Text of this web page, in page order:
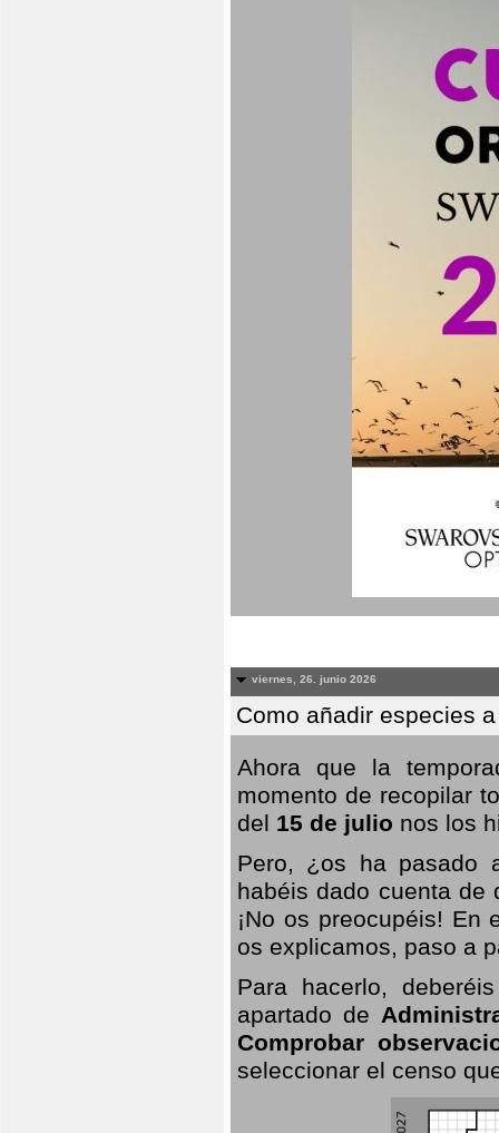
viernes, 26. junio 2026
Como añadir especies
Ahora que la
momento de recopilar
del 15 de julio nos los
Pero, ¿os ha pasado
habéis dado cuenta de
¡No os preocupéis!
os explicamos, paso a
Para hacerlo,
apartado de
Comprobar
seleccionar el censo